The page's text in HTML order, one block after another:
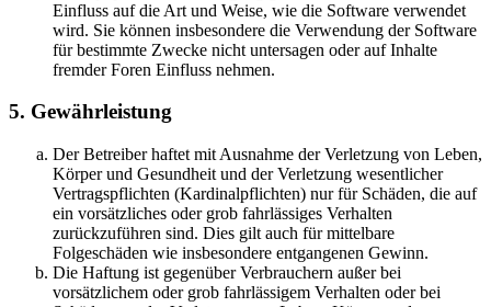
Einfluss auf die Art und Weise, wie die Software verwendet
wird. Sie können insbesondere die Verwendung der Software
für bestimmte Zwecke nicht untersagen oder auf Inhalte
fremder Foren Einfluss nehmen.
5. Gewährleistung
Der Betreiber haftet mit Ausnahme der Verletzung von Leben,
Körper und Gesundheit und der Verletzung wesentlicher
Vertragspflichten (Kardinalpflichten) nur für Schäden, die auf
ein vorsätzliches oder grob fahrlässiges Verhalten
zurückzuführen sind. Dies gilt auch für mittelbare
Folgeschäden wie insbesondere entgangenen Gewinn.
Die Haftung ist gegenüber Verbrauchern außer bei
vorsätzlichem oder grob fahrlässigem Verhalten oder bei